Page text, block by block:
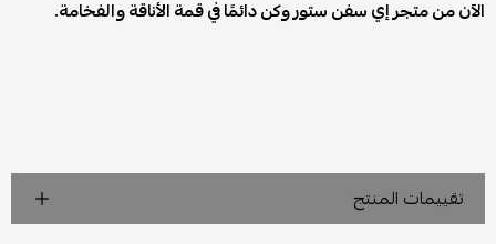
الآن من متجر إي سفن ستور وكن دائمًا في قمة الأناقة والفخامة.
تقييمات المنتج